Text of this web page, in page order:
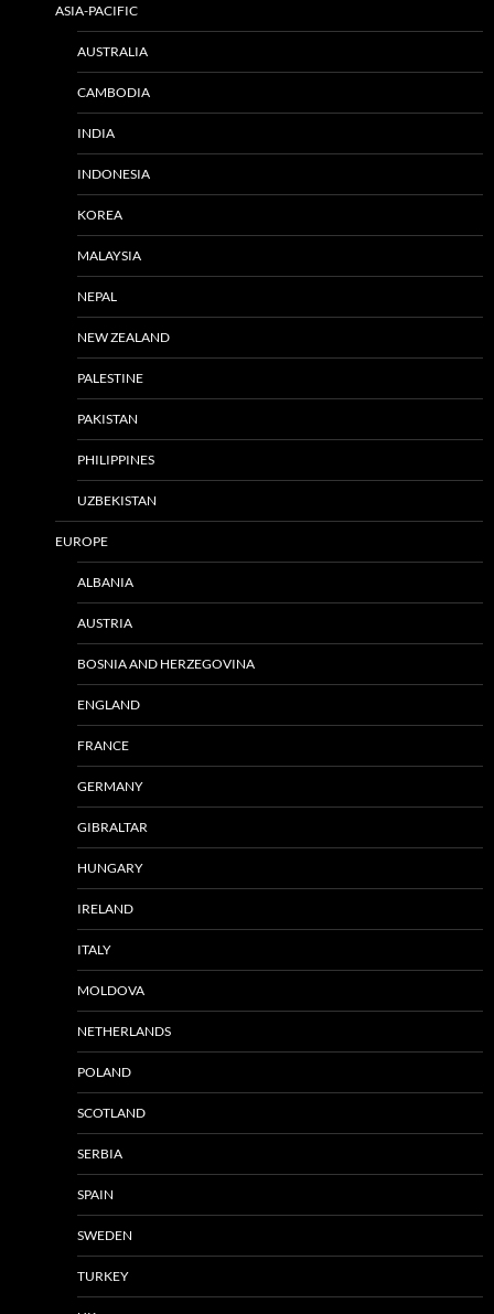
ASIA-PACIFIC
AUSTRALIA
CAMBODIA
INDIA
INDONESIA
KOREA
MALAYSIA
NEPAL
NEW ZEALAND
PALESTINE
PAKISTAN
PHILIPPINES
UZBEKISTAN
EUROPE
ALBANIA
AUSTRIA
BOSNIA AND HERZEGOVINA
ENGLAND
FRANCE
GERMANY
GIBRALTAR
HUNGARY
IRELAND
ITALY
MOLDOVA
NETHERLANDS
POLAND
SCOTLAND
SERBIA
SPAIN
SWEDEN
TURKEY